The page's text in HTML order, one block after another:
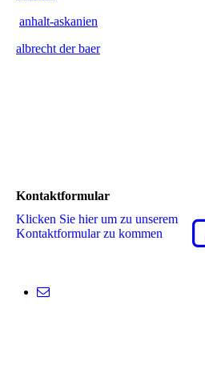
anhalt-askanien
albrecht der baer
Kontaktformular
Klicken Sie hier um zu unserem
Kon­takt­for­mu­lar zu kommen